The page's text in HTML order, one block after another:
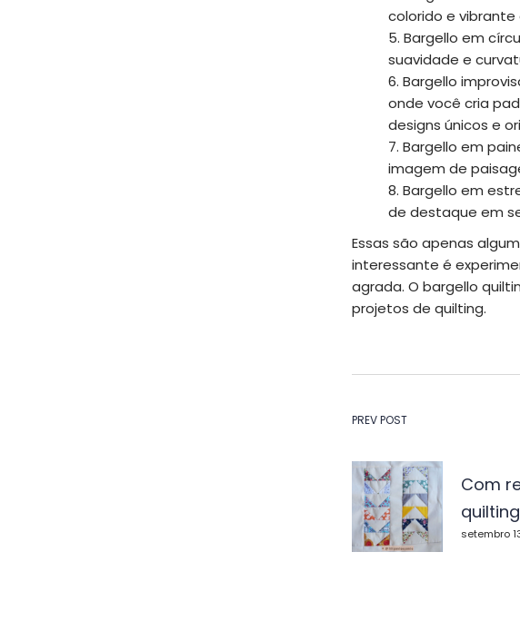
colorido e vibrante
Bargello em
suavidade e
Bargello
onde você cria
designs únicos e
Bargello em
imagem de
Bargello em
de destaque em
Essas são apenas
interessante é
agrada. O bargello
projetos de quilting.
de
Post
PREV POST
Com
quilting
setembro